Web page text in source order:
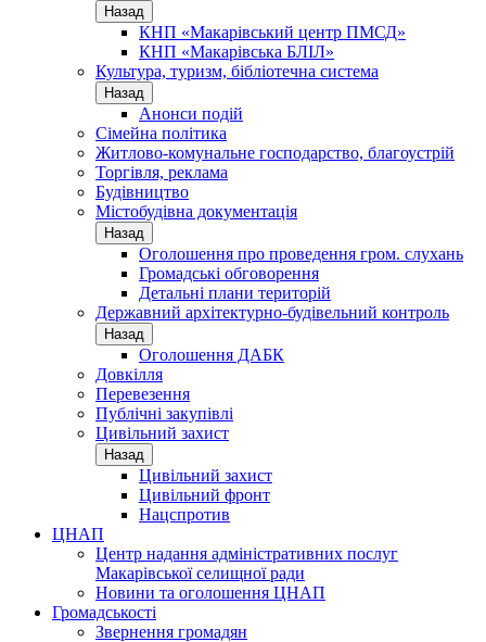
Назад
КНП «Макарівський центр ПМСД»
КНП «Макарівська БЛІЛ»
Культура, туризм, бібліотечна система
Назад
Анонси подій
Сімейна політика
Житлово-комунальне господарство, благоустрій
Торгівля, реклама
Будівництво
Містобудівна документація
Назад
Оголошення про проведення гром. слухань
Громадські обговорення
Детальні плани територій
Державний архітектурно-будівельний контроль
Назад
Оголошення ДАБК
Довкілля
Перевезення
Публічні закупівлі
Цивільний захист
Назад
Цивільний захист
Цивільний фронт
Нацспротив
ЦНАП
Центр надання адміністративних послуг
Макарівської селищної ради
Новини та оголошення ЦНАП
Громадськості
Звернення громадян